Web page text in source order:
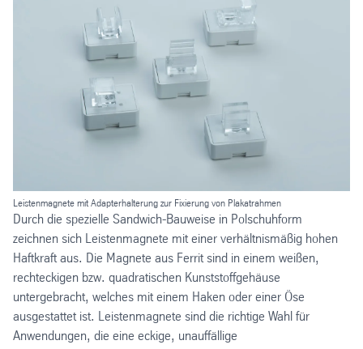
Leistenmagnete mit Adapterhalterung zur Fixierung von Plakatrahmen
Durch die spezielle Sandwich-Bauweise in Polschuhform
zeichnen sich Leistenmagnete mit einer verhältnismäßig hohen
Haftkraft aus. Die Magnete aus Ferrit sind in einem weißen,
rechteckigen bzw. quadratischen Kunststoffgehäuse
untergebracht, welches mit einem Haken oder einer Öse
ausgestattet ist. Leistenmagnete sind die richtige Wahl für
Anwendungen, die eine eckige, unauffällige